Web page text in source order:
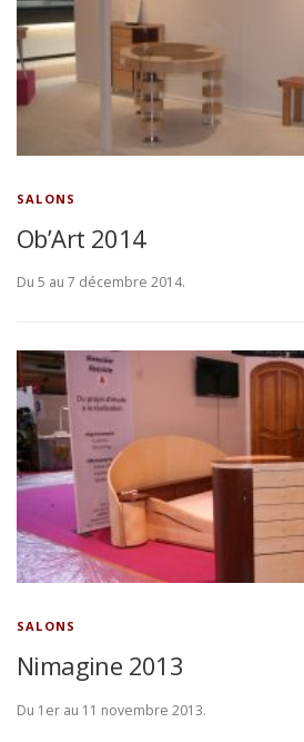
SALONS
Ob’Art 2014
Du 5 au 7 décembre 2014.
SALONS
Nimagine 2013
Du 1er au 11 novembre 2013.